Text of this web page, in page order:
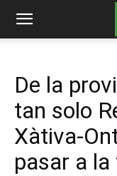
De la
tan solo
Xàtiva-
pasar a la